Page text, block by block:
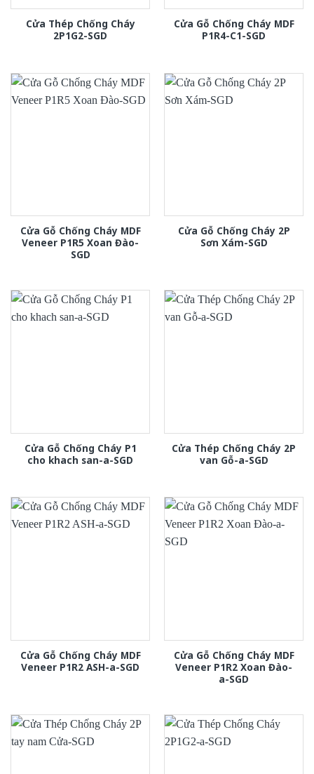
Cửa Thép Chống Cháy
2P1G2-SGD
Cửa Gỗ Chống Cháy MDF
P1R4-C1-SGD
Cửa Gỗ Chống Cháy MDF
Veneer P1R5 Xoan Đào-
SGD
Cửa Gỗ Chống Cháy 2P
Sơn Xám-SGD
Cửa Gỗ Chống Cháy P1
cho khach san-a-SGD
Cửa Thép Chống Cháy 2P
van Gỗ-a-SGD
Cửa Gỗ Chống Cháy MDF
Veneer P1R2 ASH-a-SGD
Cửa Gỗ Chống Cháy MDF
Veneer P1R2 Xoan Đào-
a-SGD